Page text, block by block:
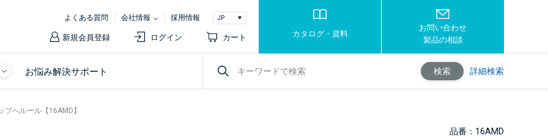
よくある質問 会社情報 採用情報
新規会員登録 ログイン カート カタログ・資料
お問い合わせ
製品の相談
お悩み解決サポート 検索 詳細検索
へルール【16AMD】
品番：16AMD